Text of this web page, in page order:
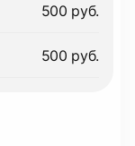
500 руб.
500 руб.